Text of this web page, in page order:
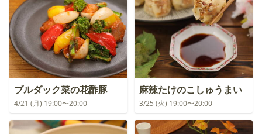
ブルダック菜の花酢豚
4/21 (月) 19:00〜20:00
麻辣たけのこしゅうまい
3/25 (火) 19:00〜20:00